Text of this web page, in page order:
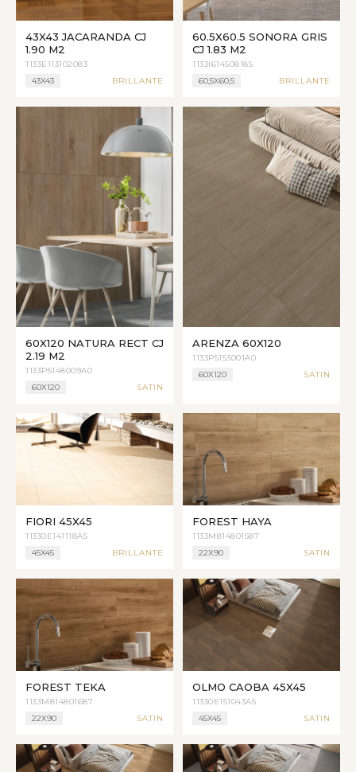
43X43 JACARANDA CJ
1.90 M2
1133E113102083
43X43
BRILLANTE
60.5X60.5 SONORA GRIS
CJ 1.83 M2
1133I614508185
60,5X60,5
BRILLANTE
60X120 NATURA RECT CJ
2.19 M2
1133P5148009A0
60X120
SATIN
ARENZA 60X120
1133P5153001A0
60X120
SATIN
FIORI 45X45
11330E141118A5
45X45
BRILLANTE
FOREST HAYA
1133M814801587
22X90
SATIN
FOREST TEKA
1133M814801687
22X90
SATIN
OLMO CAOBA 45X45
11330E151043A5
45X45
SATIN